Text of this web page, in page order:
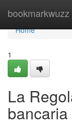
bookmarkwuzz
Home
Home
1
La